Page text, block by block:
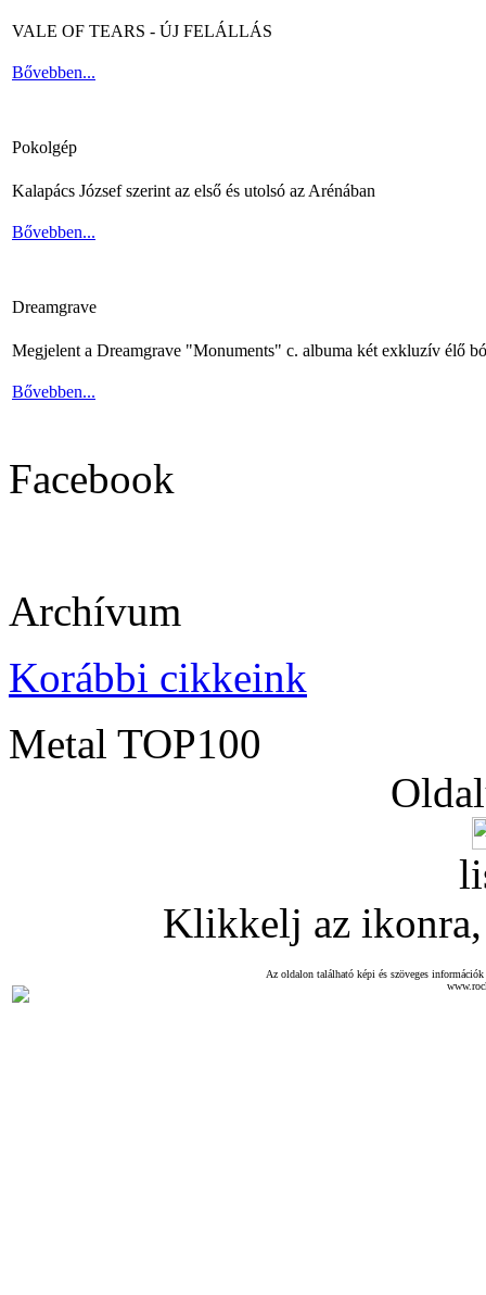
VALE OF TEARS - ÚJ FELÁLLÁS
Bővebben...
Pokolgép
Kalapács József szerint az első és utolsó az Arénában
Bővebben...
Dreamgrave
Megjelent a Dreamgrave "Monuments" c. albuma két exkluzív élő
Bővebben...
Facebook
Archívum
Korábbi cikkeink
Metal TOP100
Klikkelj az ikonra,
Az oldalon található képi és szöveges információk